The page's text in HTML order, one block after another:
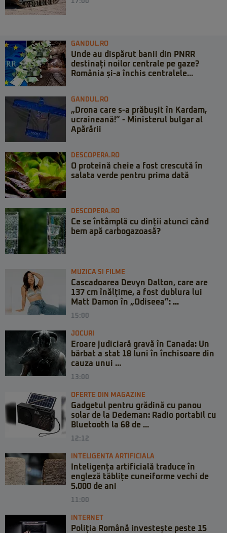
GANDUL.RO
Unde au dispărut banii din PNRR
destinați noilor centrale pe gaze?
România și-a închis centralele...
GANDUL.RO
„Drona care s-a prăbușit în Kardam,
ucraineană!” - Ministerul bulgar al
Apărării
DESCOPERA.RO
O proteină cheie a fost crescută în
salata verde pentru prima dată
DESCOPERA.RO
Ce se întâmplă cu dinții atunci când
bem apă carbogazoasă?
MUZICA SI FILME
Cascadoarea Devyn Dalton, care are
137 cm înălțime, a fost dublura lui
Matt Damon în „Odiseea”: ...
15:00
JOCURI
Eroare judiciară gravă în Canada: Un
bărbat a stat 18 luni în închisoare din
cauza unui ...
13:00
OFERTE DIN MAGAZINE
Gadgetul pentru grădină cu panou
solar de la Dedeman: Radio portabil cu
Bluetooth la 68 de ...
12:12
INTELIGENTA ARTIFICIALA
Inteligența artificială traduce în
engleză tăblițe cuneiforme vechi de
5.000 de ani
11:00
INTERNET
Poliția Română investește peste 15